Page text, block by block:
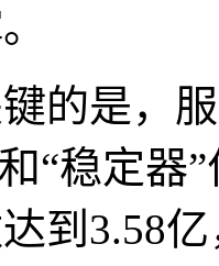
是，服
“稳定器
到3.58